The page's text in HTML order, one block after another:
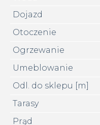
Dojazd
Otoczenie
Ogrzewanie
Umeblowanie
Odl. do sklepu [m]
Tarasy
Prąd